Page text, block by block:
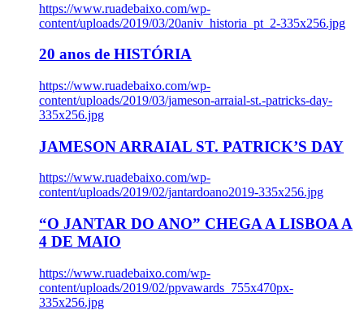
https://www.ruadebaixo.com/wp-
content/uploads/2019/03/20aniv_historia_pt_2-335x256.jpg
20 anos de HISTÓRIA
https://www.ruadebaixo.com/wp-
content/uploads/2019/03/jameson-arraial-st.-patricks-day-
335x256.jpg
JAMESON ARRAIAL ST. PATRICK’S DAY
https://www.ruadebaixo.com/wp-
content/uploads/2019/02/jantardoano2019-335x256.jpg
“O JANTAR DO ANO” CHEGA A LISBOA A
4 DE MAIO
https://www.ruadebaixo.com/wp-
content/uploads/2019/02/ppvawards_755x470px-
335x256.jpg